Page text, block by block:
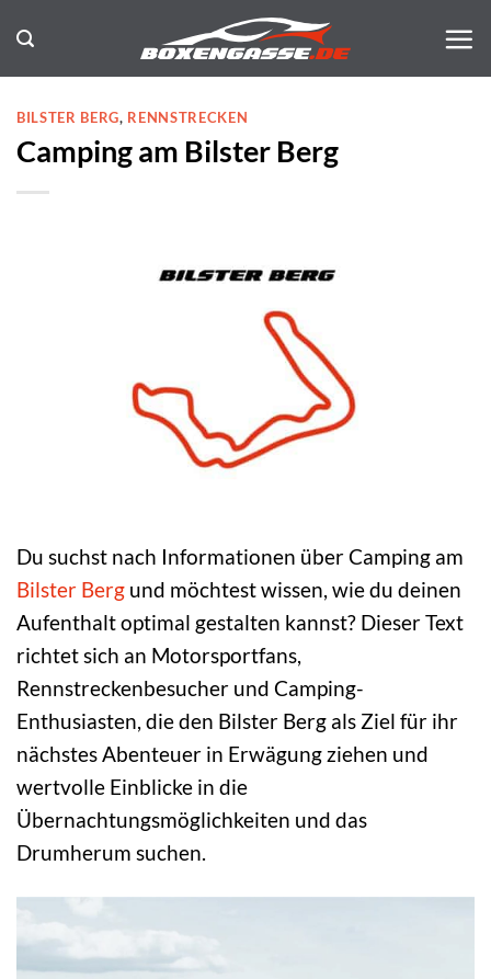
Inhalt
springen
BILSTER BERG, RENNSTRECKEN
Camping am Bilster Berg
Du suchst nach Informationen über Camping am
Bilster Berg und möchtest wissen, wie du deinen
Aufenthalt optimal gestalten kannst? Dieser Text
richtet sich an Motorsportfans,
Rennstreckenbesucher und Camping-
Enthusiasten, die den Bilster Berg als Ziel für ihr
nächstes Abenteuer in Erwägung ziehen und
wertvolle Einblicke in die
Übernachtungsmöglichkeiten und das
Drumherum suchen.